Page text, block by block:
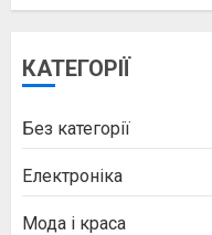
КАТЕГОРІЇ
Без категорії
Електроніка
Мода і краса